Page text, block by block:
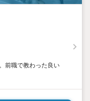
前職で教わった良い